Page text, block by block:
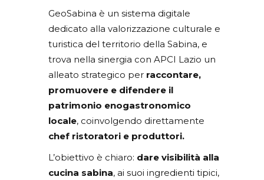
GeoSabina è un sistema digitale
dedicato alla valorizzazione culturale e
turistica del territorio della Sabina, e
trova nella sinergia con APCI Lazio un
alleato strategico per raccontare,
promuovere e difendere il
patrimonio enogastronomico
locale, coinvolgendo direttamente
chef ristoratori e produttori.
L’obiettivo è chiaro: dare visibilità alla
cucina sabina, ai suoi ingredienti tipici,